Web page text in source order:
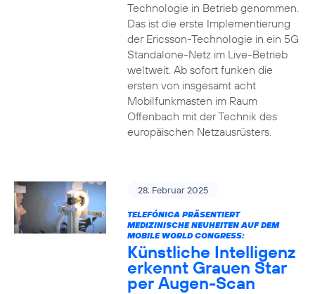
Technologie in Betrieb genommen.
Das ist die erste Implementierung
der Ericsson-Technologie in ein 5G
Standalone-Netz im Live-Betrieb
weltweit. Ab sofort funken die
ersten von insgesamt acht
Mobilfunkmasten im Raum
Offenbach mit der Technik des
europäischen Netzausrüsters.
28. Februar 2025
TELEFÓNICA PRÄSENTIERT
MEDIZINISCHE NEUHEITEN AUF DEM
MOBILE WORLD CONGRESS:
Künstliche Intelligenz
erkennt Grauen Star
per Augen-Scan